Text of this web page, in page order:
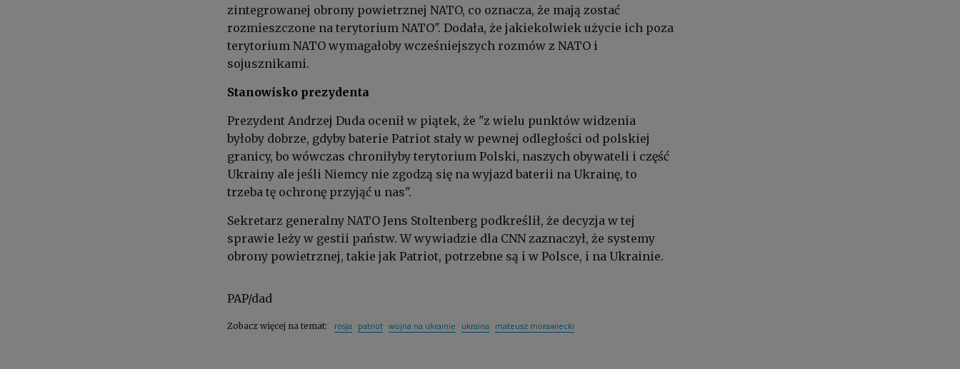
zintegrowanej obrony powietrznej NATO, co oznacza, że mają zostać
rozmieszczone na terytorium NATO". Dodała, że jakiekolwiek użycie ich poza
terytorium NATO wymagałoby wcześniejszych rozmów z NATO i
sojusznikami.
Stanowisko prezydenta
Prezydent Andrzej Duda ocenił w piątek, że "z wielu punktów widzenia
byłoby dobrze, gdyby baterie Patriot stały w pewnej odległości od polskiej
granicy, bo wówczas chroniłyby terytorium Polski, naszych obywateli i część
Ukrainy ale jeśli Niemcy nie zgodzą się na wyjazd baterii na Ukrainę, to
trzeba tę ochronę przyjąć u nas".
Sekretarz generalny NATO Jens Stoltenberg podkreślił, że decyzja w tej
sprawie leży w gestii państw. W wywiadzie dla CNN zaznaczył, że systemy
obrony powietrznej, takie jak Patriot, potrzebne są i w Polsce, i na Ukrainie.
PAP/dad
Zobacz więcej na temat: rosja patriot wojna na ukrainie ukraina mateusz morawiecki